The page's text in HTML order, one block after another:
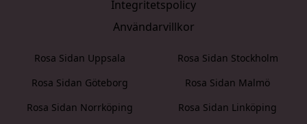
Integritetspolicy
Användarvillkor
Rosa Sidan Uppsala
Rosa Sidan Stockholm
Rosa Sidan Göteborg
Rosa Sidan Malmö
Rosa Sidan Norrköping
Rosa Sidan Linköping